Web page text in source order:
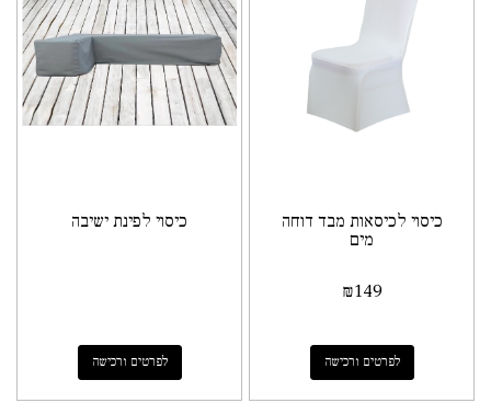
כיסוי לכיסאות מבד דוחה
מים
₪149
לפרטים ורכישה
כיסוי לפינת ישיבה
לפרטים ורכישה